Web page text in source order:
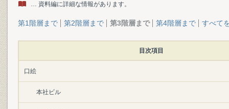
… 資料編に詳細な情報があります。
第1階層まで 第2階層まで 第3階層まで 第4階層まで すべて
目次項目
口絵
本社ビル